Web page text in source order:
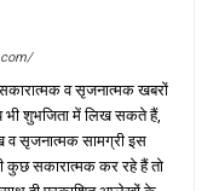
व सृजनात्मक खबरों
शुभजिता में लिख सकते हैं,
सृजनात्मक सामग्री इस
कुछ सकारात्मक कर रहे हैं तो